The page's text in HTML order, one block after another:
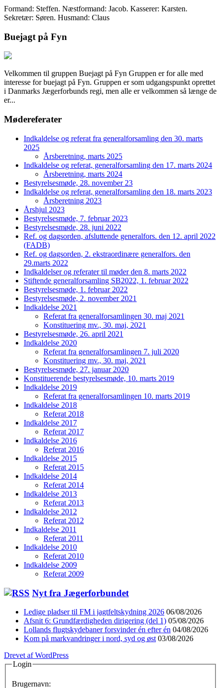
Formand: Steffen. Næstformand: Jacob. Kasserer: Karsten.
Sekretær: Søren. Husmand: Claus
Buejagt på Fyn
Velkommen til gruppen Buejagt på Fyn Gruppen er for alle med
interesse for buejagt på Fyn. Gruppen er som udgangspunkt oprettet
i Danmarks Jægerforbunds regi, men alle er velkommen så længe de
er...
Mødereferater
Indkaldelse og referat fra generalforsamling den 30. marts
2025
Årsberetning, marts 2025
Indkaldelse og referat, generalforsamling den 17. marts 2024
Årsberetning, marts 2024
Bestyrelsesmøde, 28. november 23
Indkaldelse og referat, generalforsamling den 18. marts 2023
Årsberetning 2023
Årshjul 2023
Bestyrelsesmøde, 7. februar 2023
Bestyrelsesmøde, 28. juni 2022
Ref. og dagsorden, afsluttende generalfors. den 12. april 2022
(FADB)
Ref. og dagsorden, 2. ekstraordinære generalfors. den
29.marts 2022
Indkaldelser og referater til møder den 8. marts 2022
Stiftende generalforsamling SB2022, 1. februar 2022
Bestyrelsesmøde, 1. februar 2022
Bestyrelsesmøde, 2. november 2021
Indkaldelse 2021
Referat fra generalforsamlingen 30. maj 2021
Konstituering mv., 30. maj, 2021
Bestyrelsesmøde, 26. april 2021
Indkaldelse 2020
Referat fra generalforsamlingen 7. juli 2020
Konstituering mv., 30. maj, 2021
Bestyrelsesmøde, 27. januar 2020
Konstituerende bestyrelsesmøde, 10. marts 2019
Indkaldelse 2019
Referat fra generalforsamlingen 10. marts 2019
Indkaldelse 2018
Referat 2018
Indkaldelse 2017
Referat 2017
Indkaldelse 2016
Referat 2016
Indkaldelse 2015
Referat 2015
Indkaldelse 2014
Referat 2014
Indkaldelse 2013
Referat 2013
Indkaldelse 2012
Referat 2012
Indkaldelse 2011
Referat 2011
Indkaldelse 2010
Referat 2010
Indkaldelse 2009
Referat 2009
Nyt fra Jægerforbundet
Ledige pladser til FM i jagtfeltskydning 2026 06/08/2026
Afsnit 6: Grundfærdigheden dirigering (del 1) 05/08/2026
Lollands flugtskydebaner forsvinder én efter én 04/08/2026
Kom på markvandringer i nord, syd og øst 03/08/2026
Drevet af WordPress
Login
Brugernavn: